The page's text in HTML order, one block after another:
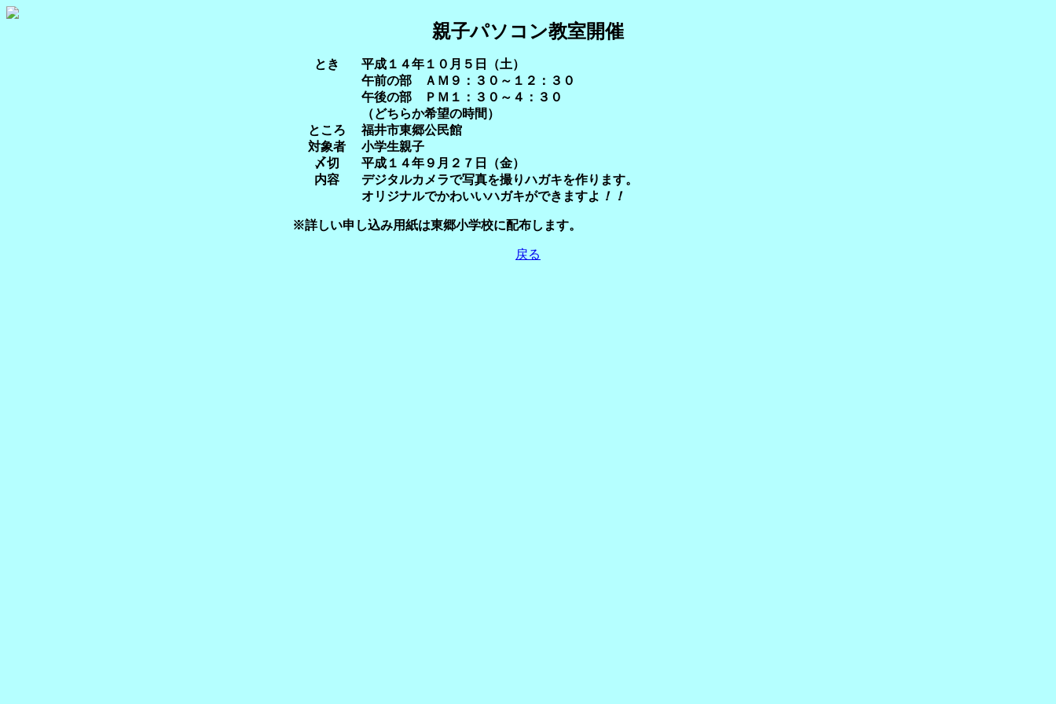
親子パソコン教室開催
とき
平成１４年１０月５日（土）
午前の部 ＡＭ９：３０～１２：３０
午後の部 ＰＭ１：３０～４：３０
（どちらか希望の時間）
ところ
福井市東郷公民館
対象者
小学生親子
〆切
平成１４年９月２７日（金）
内容
デジタルカメラで写真を撮りハガキを作ります。
オリジナルでかわいいハガキができますよ ！！
※詳しい申し込み用紙は東郷小学校に配布します。
戻る